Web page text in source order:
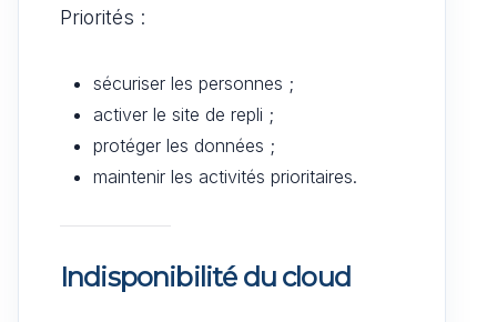
Priorités :
sécuriser les personnes ;
activer le site de repli ;
protéger les données ;
maintenir les activités prioritaires.
Indisponibilité du cloud